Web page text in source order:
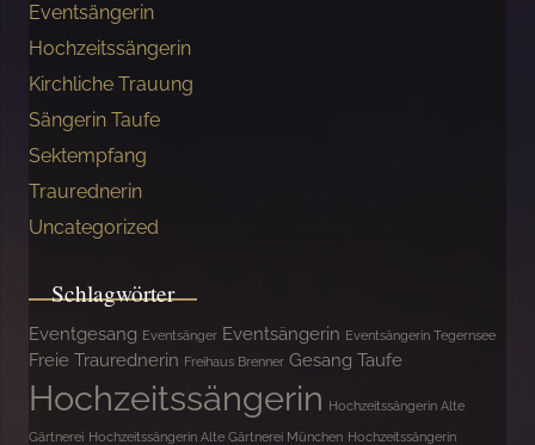
Eventsängerin
Hochzeitssängerin
Kirchliche Trauung
Sängerin Taufe
Sektempfang
Traurednerin
Uncategorized
Schlagwörter
Eventgesang Eventsänger Eventsängerin Eventsängerin Tegernsee
Freie Traurednerin Freihaus Brenner Gesang Taufe
Hochzeitssängerin Hochzeitssängerin Alte
Gärtnerei Hochzeitssängerin Alte Gärtnerei München Hochzeitssängerin